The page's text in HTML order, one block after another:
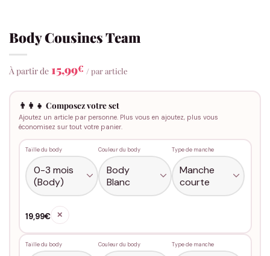
Body Cousines Team
À partir de 15,99€ / par article
👨‍👩‍👧 Composez votre set
Ajoutez un article par personne. Plus vous en ajoutez, plus vous
économisez sur tout votre panier.
Taille du body Couleur du body Type de manche
19,99€ ✕
Taille du body Couleur du body Type de manche